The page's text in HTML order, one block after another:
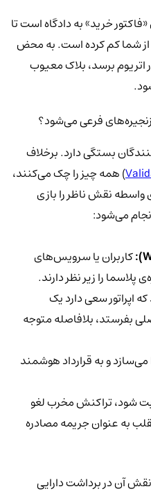
خرید» به دادگاه است تا
شما کم کرده است. به محض
اتریوم برسد، بلاک معیوب
فرعی می‌شود؟
بستگی دارد. برخلاف
) همه چیز را چک می‌کنند،
واسطه نقش ناظر را بازی
می‌شود:
):کاربران یا سرویس‌های
را زیر نظر دارند.
اپراتور سعی دارد یک
بفرستد، بلافاصله متوجه
و به قرارداد هوشمند
شود، تراکنش مخرب لغو
به عنوان جریمه مصادره